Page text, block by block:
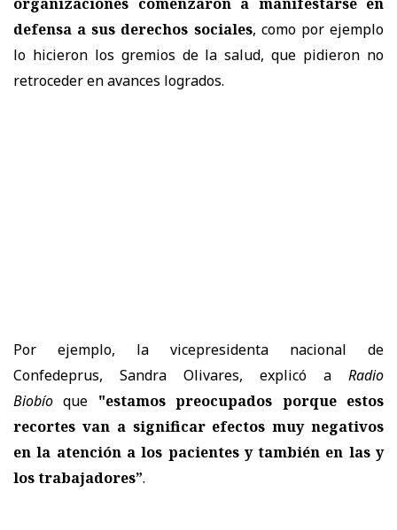
defensa a sus derechos sociales, como por ejemplo
lo hicieron los gremios de la salud, que pidieron no
retroceder en avances logrados.
Por ejemplo, la vicepresidenta nacional de
Confedeprus, Sandra Olivares, explicó a Radio
Biobíoque "estamos preocupados porque estos
recortes van a significar efectos muy negativos
en la atención a los pacientes y también en las y
los trabajadores”.